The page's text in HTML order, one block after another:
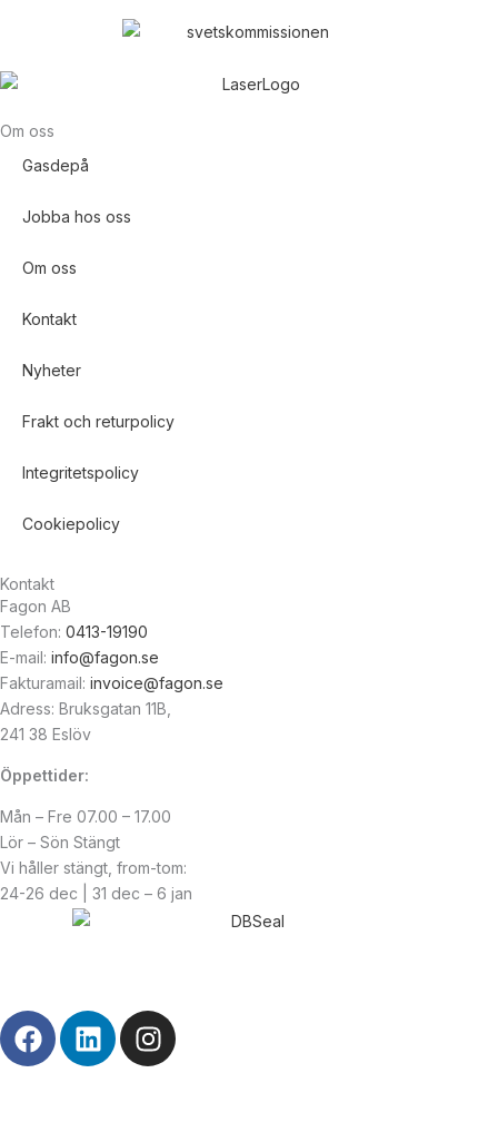
Om oss
Gasdepå
Jobba hos oss
Om oss
Kontakt
Nyheter
Frakt och returpolicy
Integritetspolicy
Cookiepolicy
Kontakt
Fagon AB
Telefon: 0413-19190
E-mail: info@fagon.se
Fakturamail: invoice@fagon.se
Adress: Bruksgatan 11B,
241 38 Eslöv
Öppettider:
Mån – Fre 07.00 – 17.00
Lör – Sön Stängt
Vi håller stängt, from-tom:
24-26 dec | 31 dec – 6 jan
F
a
L
i
I
n